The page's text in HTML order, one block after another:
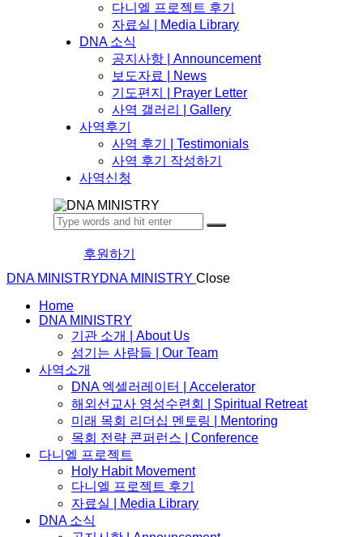
다니엘 프로젝트 후기
자료실 | Media Library
DNA 소식
공지사항 | Announcement
보도자료 | News
기도편지 | Prayer Letter
사역 갤러리 | Gallery
사역후기
사역 후기 | Testimonials
사역 후기 작성하기
사역신청
후원하기
DNA MINISTRYDNA MINISTRY Close
Home
DNA MINISTRY
기관 소개 | About Us
섬기는 사람들 | Our Team
사역소개
DNA 엑셀러레이터​ | Accelerator
해외선교사 영성수련회 | Spiritual Retreat
미래 목회 리더십 멘토링 | Mentoring
목회 전략 콘퍼런스 | Conference
다니엘 프로젝트
Holy Habit Movement
다니엘 프로젝트 후기
자료실 | Media Library
DNA 소식